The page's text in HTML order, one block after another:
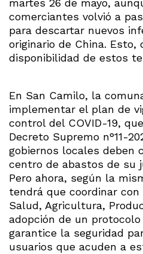
martes 26 de mayo,
comerciantes volvió a
para descartar nuevos
originario de China.
disponibilidad de estos
En San Camilo, la
implementar el plan de
control del COVID-19,
Decreto Supremo n°11-
gobiernos locales deben
centro de abastos de su
Pero ahora, según la
tendrá que coordinar
Salud, Agricultura,
adopción de un
garantice la seguridad
usuarios que acuden a